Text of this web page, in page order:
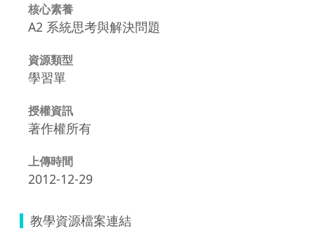
核心素養
A2 系統思考與解決問題
資源類型
學習單
授權資訊
著作權所有
上傳時間
2012-12-29
教學資源檔案連結